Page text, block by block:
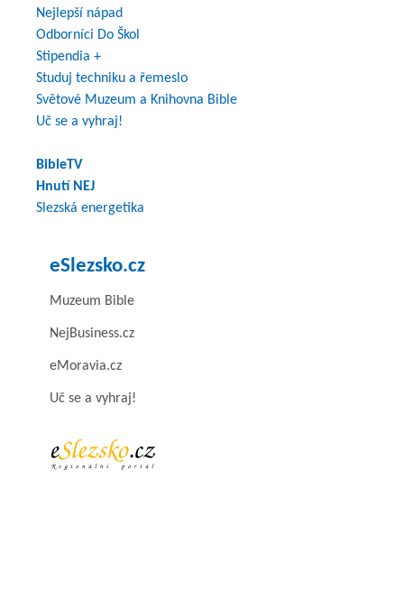
Nejlepší nápad
Odborníci Do Škol
Stipendia +
Studuj techniku a řemeslo
Světové Muzeum a Knihovna Bible
Uč se a vyhraj!
BibleTV
Hnutí NEJ
Slezská energetika
eSlezsko.cz
Muzeum Bible
NejBusiness.cz
eMoravia.cz
Uč se a vyhraj!